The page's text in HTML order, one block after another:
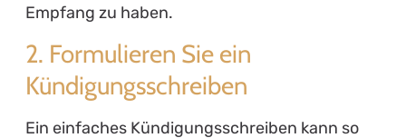
Empfang zu haben.
2. Formulieren Sie ein
Kündigungsschreiben
Ein einfaches Kündigungsschreiben kann so